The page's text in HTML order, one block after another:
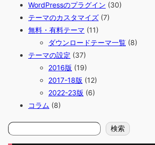
WordPressのプラグイン (30)
テーマのカスタマイズ (7)
無料・有料テーマ (11)
ダウンロードテーマ一覧 (8)
テーマの設定 (37)
2016版 (19)
2017-18版 (12)
2022-23版 (6)
コラム (8)
検
索
検索